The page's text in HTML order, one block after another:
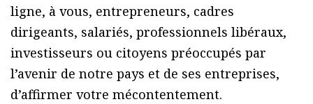
ligne, à vous, entrepreneurs, cadres
dirigeants, salariés, professionnels libéraux,
investisseurs ou citoyens préoccupés par
l’avenir de notre pays et de ses entreprises,
d’affirmer votre mécontentement.